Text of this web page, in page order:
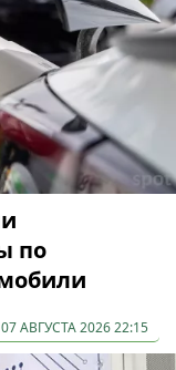
по
07 АВГУСТА 2026 22:15